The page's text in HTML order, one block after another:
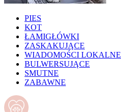
PIES
KOT
ŁAMIGŁÓWKI
ZASKAKUJĄCE
WIADOMOŚCI LOKALNE
BULWERSUJĄCE
SMUTNE
ZABAWNE